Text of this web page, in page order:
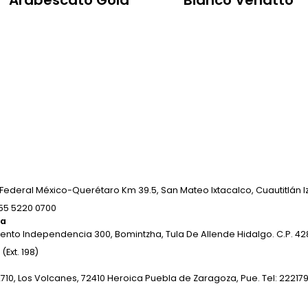
México-Querétaro Km 39.5, San Mateo Ixtacalco, Cuautitlán
5220 0700
Independencia 300, Bomintzha, Tula De Allende Hidalgo. C.P.
198)
Los Volcanes, 72410 Heroica Puebla de Zaragoza, Pue. Tel: